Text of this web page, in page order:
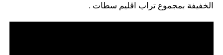
الخفيفة بمجموع تراب اقليم سطات .